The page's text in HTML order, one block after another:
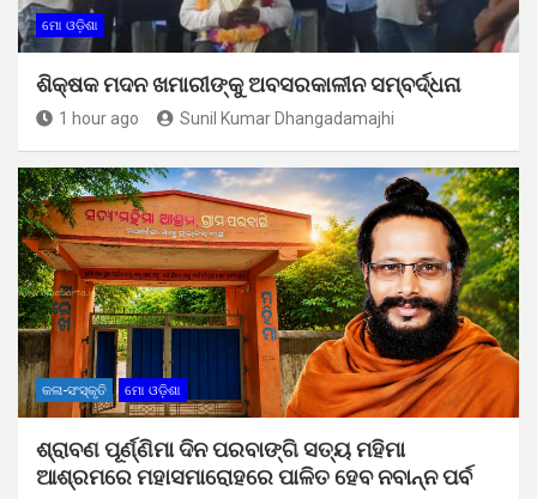
ମୋ ଓଡ଼ିଶା
ଶିକ୍ଷକ ମଦନ ଖମାରୀଙ୍କୁ ଅବସରକାଳୀନ ସମ୍ବର୍ଦ୍ଧନା
1 hour ago Sunil Kumar Dhangadamajhi
କଳା-ସଂସ୍କୃତି ମୋ ଓଡ଼ିଶା
ଶ୍ରାବଣ ପୂର୍ଣ୍ଣିମା ଦିନ ପରବାଙ୍ଗି ସତ୍ୟ ମହିମା
ଆଶ୍ରମରେ ମହାସମାରୋହରେ ପାଳିତ ହେବ ନବାନ୍ନ ପର୍ବ